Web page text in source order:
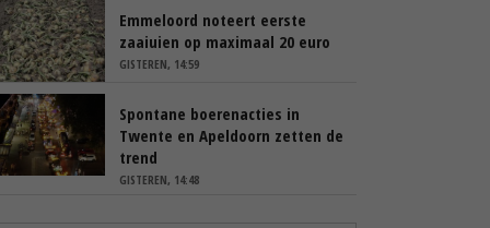
Emmeloord noteert eerste
zaaiuien op maximaal 20 euro
GISTEREN, 14:59
Spontane boerenacties in
Twente en Apeldoorn zetten de
trend
GISTEREN, 14:48